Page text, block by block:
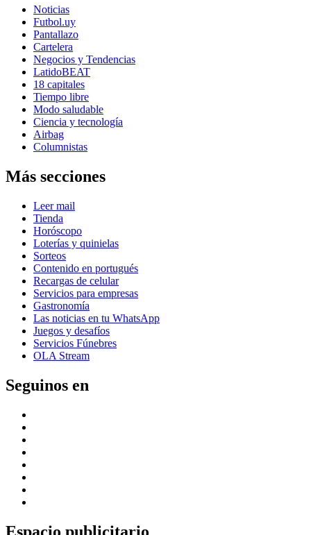
Noticias
Futbol.uy
Pantallazo
Cartelera
Negocios y Tendencias
LatidoBEAT
18 capitales
Tiempo libre
Modo saludable
Ciencia y tecnología
Airbag
Columnistas
Más secciones
Leer mail
Tienda
Horóscopo
Loterías y quinielas
Sorteos
Contenido en portugués
Recargas de celular
Servicios para empresas
Gastronomía
Las noticias en tu WhatsApp
Juegos y desafíos
Servicios Fúnebres
OLA Stream
Seguinos en